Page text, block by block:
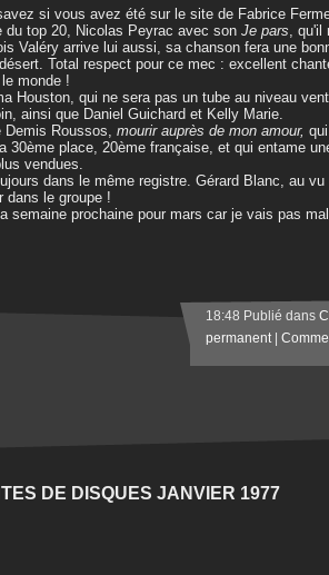
si vous avez été sur le site de Fabrice
du top 20, Nicolas Peyrac avec son Je pars, qu'il
Valéry arrive lui aussi, sa chanson fera une
Total respect pour ce mec : excellent
monde !
Houston, qui ne sera pas un tube au niveau
ainsi que Daniel Guichard et Kelly Marie.
Demis Roussos, mourir auprès de mon amour,
30ème place, 20ème française, et qui entame
vendues.
dans le même registre. Gérard Blanc, au vu
dans le groupe !
semaine prochaine pour mars car je vais pas
18:48 Publié dans
permanent|
DE DISQUES JANVIER 1977